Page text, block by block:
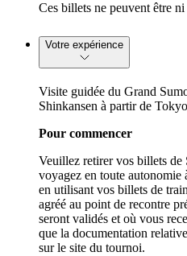
Ces billets ne peuvent être
Votre expérience
Visite guidée du Grand
Shinkansen à partir de
Pour commencer
Veuillez retirer vos billets de
voyagez en toute
en utilisant vos billets de
agréé au point de recontre
seront validés et où vous
que la documentation
sur le site du tournoi.